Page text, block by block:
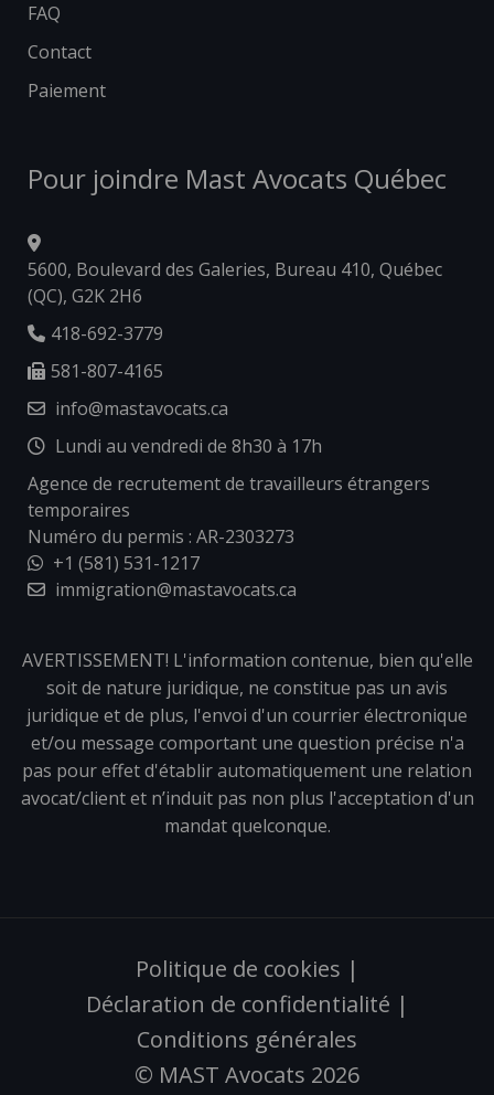
FAQ
Contact
Paiement
Pour joindre Mast Avocats Québec
5600, Boulevard des Galeries, Bureau 410, Québec
(QC), G2K 2H6
418-692-3779
581-807-4165
info@mastavocats.ca
Lundi au vendredi de 8h30 à 17h
Agence de recrutement de travailleurs étrangers
temporaires
Numéro du permis : AR-2303273
+1 (581) 531-1217
immigration@mastavocats.ca
AVERTISSEMENT! L'information contenue, bien qu'elle
soit de nature juridique, ne constitue pas un avis
juridique et de plus, l'envoi d'un courrier électronique
et/ou message comportant une question précise n'a
pas pour effet d'établir automatiquement une relation
avocat/client et n’induit pas non plus l'acceptation d'un
mandat quelconque.
Politique de cookies |
Déclaration de confidentialité |
Conditions générales
© MAST Avocats 2026